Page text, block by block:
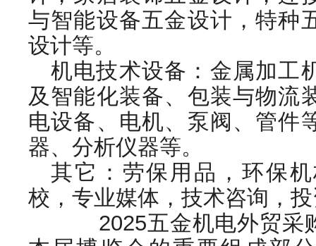
与智能设备五金设计，特种
设计等。
机电技术设备：金属加工
及智能化装备、包装与物流
电设备、电机、泵阀、管件
器、分析仪器等。
其它：劳保用品，环保
校，专业媒体，技术咨询，
2025五金机电外贸采